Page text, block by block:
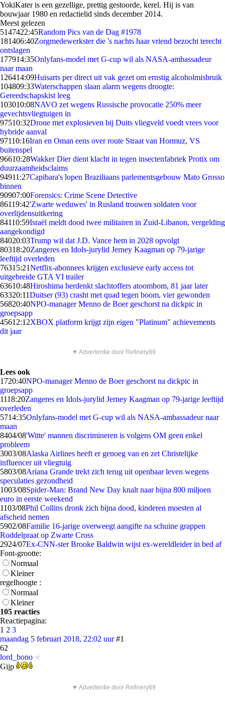
YokiKater is een gezellige, prettig gestoorde, kerel. Hij is van
bouwjaar 1980 en redactielid sinds december 2014.
Meest gelezen
5147422:45Random Pics van de Dag #1978
181406:40Zorgmedewerkster die 's nachts haar vriend bezocht terecht
ontslagen
177914:35Onlyfans-model met G-cup wil als NASA-ambassadeur
naar maan
126414:09Huisarts per direct uit vak gezet om ernstig alcoholmisbruik
104809:33Waterschappen slaan alarm wegens droogte:
Gereedschapskist leeg
103010:08NAVO zet wegens Russische provocatie 250% meer
gevechtsvliegtuigen in
97510:32Drone met explosieven bij Duits vliegveld voedt vrees voor
hybride aanval
97110:16Iran en Oman eens over route Straat van Hormuz, VS
buitenspel
96610:28Wakker Dier dient klacht in tegen insectenfabriek Protix om
duurzaamheidsclaims
94911:27Capibara's lopen Braziliaans parlementsgebouw Mato Grosso
binnen
90907:00Forensics: Crime Scene Detective
86119:42'Zwarte weduwes' in Rusland trouwen soldaten voor
overlijdensuitkering
84110:59Israël meldt dood twee militairen in Zuid-Libanon, vergelding
aangekondigd
84020:03Trump wil dat J.D. Vance hem in 2028 opvolgt
80318:20Zangeres en Idols-jurylid Jerney Kaagman op 79-jarige
leeftijd overleden
76315:21Netflix-abonnees krijgen exclusieve early access tot
uitgebreide GTA VI trailer
63610:48Hiroshima herdenkt slachtoffers atoombom, 81 jaar later
63320:11Duitser (93) crasht met quad tegen boom, vier gewonden
56820:40NPO-manager Menno de Boer geschorst na dickpic in
groepsapp
45612:12XBOX platform krijgt zijn eigen "Platinum" achievements
dit jaar
▼ Advertentie door Refinery89
Lees ook
1720:40NPO-manager Menno de Boer geschorst na dickpic in
groepsapp
1118:20Zangeres en Idols-jurylid Jerney Kaagman op 79-jarige leeftijd
overleden
5714:35Onlyfans-model met G-cup wil als NASA-ambassadeur naar
maan
8404/08'Witte' mannen discrimineren is volgens OM geen enkel
probleem
3003/08Alaska Airlines heeft er genoeg van en zet Christelijke
influencer uit vliegtuig
5803/08Ariana Grande trekt zich terug uit openbaar leven wegens
speculaties gezondheid
1003/08Spider-Man: Brand New Day knalt naar bijna 800 miljoen
euro in eerste weekend
1103/08Phil Collins dronk zich bijna dood, kinderen moesten al
afscheid nemen
5902/08Familie 16-jarige overweegt aangifte na schuine grappen
Roddelpraat op Zwarte Cross
2924/07Ex-CNN-ster Brooke Baldwin wijst ex-wereldleider in bed af
Font-grootte:
Normaal
Kleiner
regelhoogte :
Normaal
Kleiner
105 reacties
Reactiepagina:
1 2 3
maandag 5 februari 2018, 22:02 uur #1
62
lord_bono
Gijp
▼ Advertentie door Refinery89